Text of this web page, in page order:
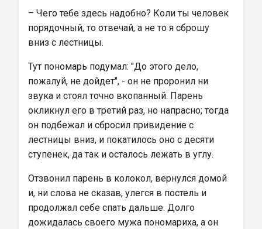
– Чего тебе здесь надобно? Коли ты человек
порядочный, то отвечай, а не то я сброшу
вниз с лестницы.
Тут пономарь подумал: "До этого дело,
пожалуй, не дойдет", - он не проронил ни
звука и стоял точно вкопанный. Парень
окликнул его в третий раз, но напрасно; тогда
он подбежал и сбросил привидение с
лестницы вниз, и покатилось оно с десяти
ступенек, да так и осталось лежать в углу.
Отзвонил парень в колокол, вернулся домой
и, ни слова не сказав, улегся в постель и
продолжал себе спать дальше. Долго
дожидалась своего мужа пономариха, а он